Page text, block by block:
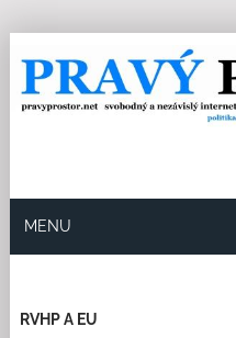
MENU
RVHP A EU